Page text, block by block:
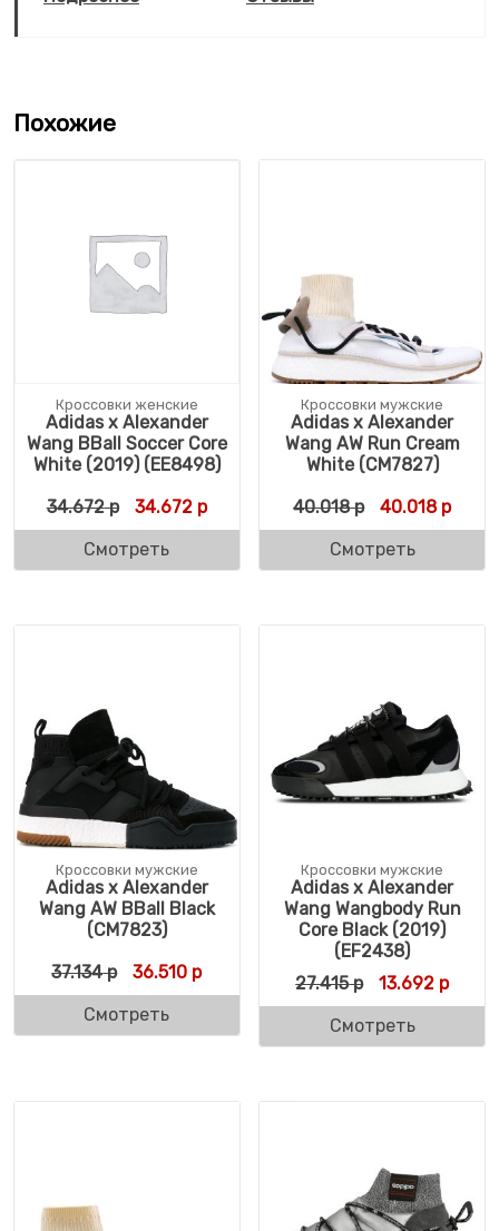
Похожие
Кроссовки женские
Adidas x Alexander
Wang BBall Soccer Core
White (2019) (EE8498)
34.672р Первоначальная цена составляла 34.672
34.672рТекущая цена: 34.672 р.
Смотреть
Кроссовки мужские
Adidas x Alexander
Wang AW Run Cream
White (CM7827)
40.018р 40.018р
Смотреть
Кроссовки мужские
Adidas x Alexander
Wang AW BBall Black
(CM7823)
37.134р Первоначальная цена составляла 37.134
36.510 рТекущая цена: 36.510 р.
Смотреть
Кроссовки мужские
Adidas x Alexander
Wang Wangbody Run
Core Black (2019)
(EF2438)
27.415р 13.692 р
Смотреть